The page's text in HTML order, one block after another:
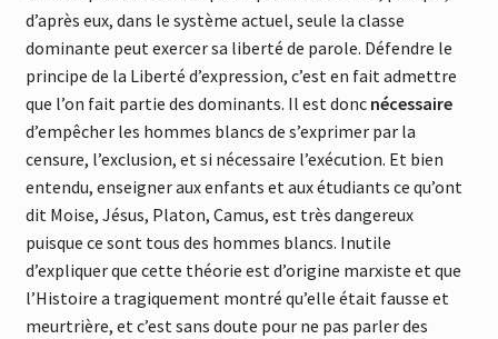
d’après eux, dans le système actuel, seule la classe
dominante peut exercer sa liberté de parole. Défendre le
principe de la Liberté d’expression, c’est en fait admettre
que l’on fait partie des dominants. Il est donc nécessaire
d’empêcher les hommes blancs de s’exprimer par la
censure, l’exclusion, et si nécessaire l’exécution. Et bien
entendu, enseigner aux enfants et aux étudiants ce qu’ont
dit Moise, Jésus, Platon, Camus, est très dangereux
puisque ce sont tous des hommes blancs. Inutile
d’expliquer que cette théorie est d’origine marxiste et que
l’Histoire a tragiquement montré qu’elle était fausse et
meurtrière, et c’est sans doute pour ne pas parler des